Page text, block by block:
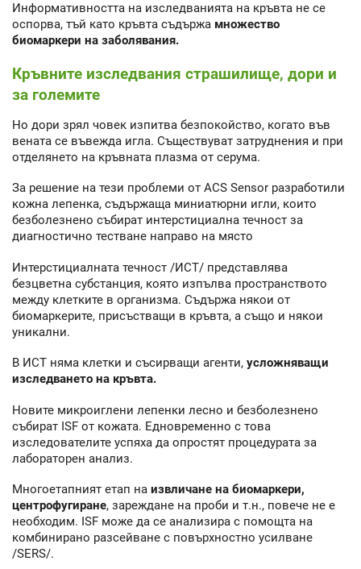
Информативността на изследванията на кръвта не се
оспорва, тъй като кръвта съдържа множество
биомаркери на заболявания.
Кръвните изследвания страшилище, дори и
за големите
Но дори зрял човек изпитва безпокойство, когато във
вената се въвежда игла. Съществуват затруднения и при
отделянето на кръвната плазма от серума.
За решение на тези проблеми от ACS Sensor разработили
кожна лепенка, съдържаща миниатюрни игли, които
безболезнено събират интерстициална течност за
диагностично тестване направо на място
Интерстициалната течност /ИСТ/ представлява
безцветна субстанция, която изпълва пространството
между клетките в организма. Съдържа някои от
биомаркерите, присъстващи в кръвта, а също и някои
уникални.
В ИСТ няма клетки и съсирващи агенти, усложняващи
изследването на кръвта.
Новите микроиглени лепенки лесно и безболезнено
събират ISF от кожата. Едновременно с това
изследователите успяха да опростят процедурата за
лабораторен анализ.
Многоетапният етап на извличане на биомаркери,
центрофугиране, зареждане на проби и т.н., повече не е
необходим. ISF може да се анализира с помощта на
комбинирано разсейване с повърхностно усилване
/SERS/.